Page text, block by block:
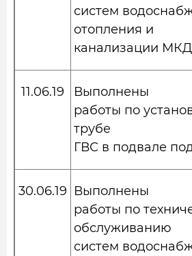
систем
отопления и
канализации МКД
11.06.19
Выполнены
работы по
трубе
ГВС в подвале
30.06.19 Выполнены
работы по
обслуживанию
систем